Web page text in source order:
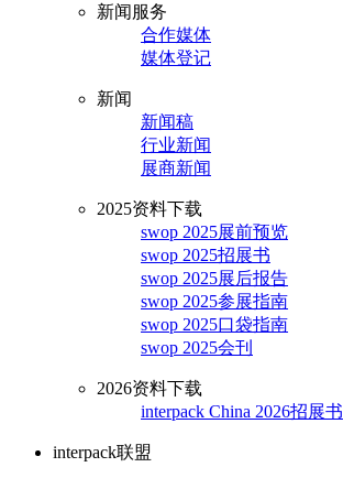
新闻服务
合作媒体
媒体登记
新闻
新闻稿
行业新闻
展商新闻
2025资料下载
swop 2025展前预览
swop 2025招展书
swop 2025展后报告
swop 2025参展指南
swop 2025口袋指南
swop 2025会刊
2026资料下载
interpack China 2026招展书
interpack联盟